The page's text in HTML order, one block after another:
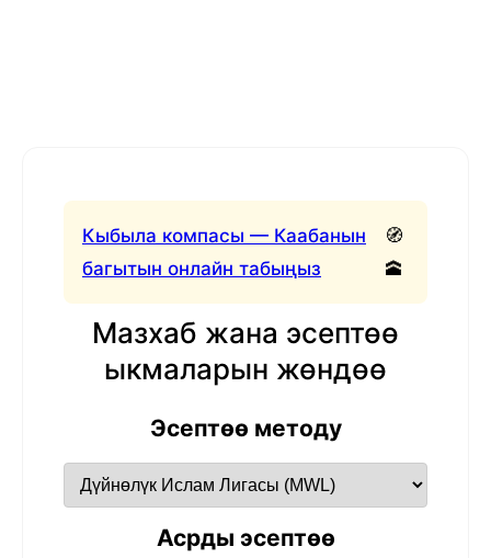
Кыбыла компасы — Каабанын
багытын онлайн табыңыз
🧭
🕋
Мазхаб жана эсептөө
ыкмаларын жөндөө
Эсептөө методу
Асрды эсептөө